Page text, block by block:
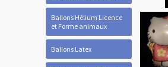
Ballons Hélium Licence
et Forme animaux
Ballons Latex